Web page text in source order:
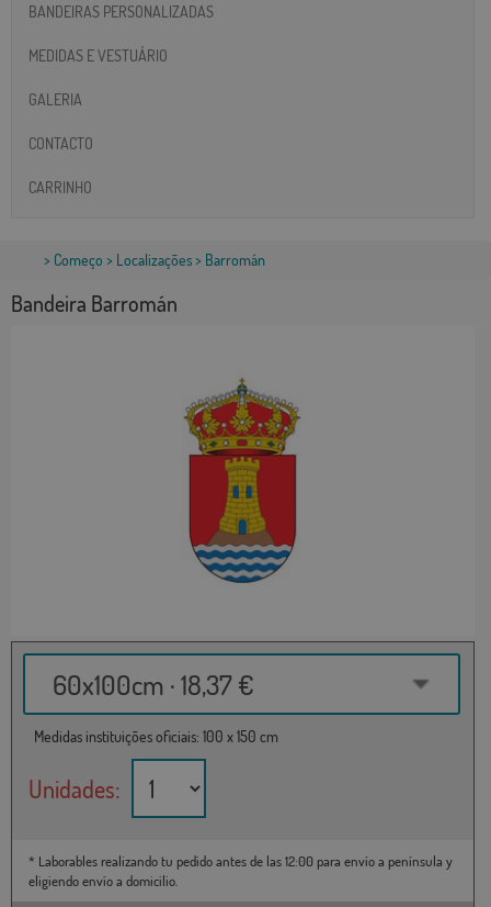
BANDEIRAS PERSONALIZADAS
MEDIDAS E VESTUÁRIO
GALERIA
CONTACTO
CARRINHO
> Começo > Localizações> Barromán
Bandeira Barromán
60x100cm · 18,37 €
Medidas instituições oficiais: 100 x 150 cm
Unidades:
* Laborables realizando tu pedido antes de las 12:00 para envío a península y
eligiendo envío a domicilio.